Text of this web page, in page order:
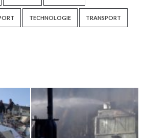
TECHNOLOGIE TRANSPORT